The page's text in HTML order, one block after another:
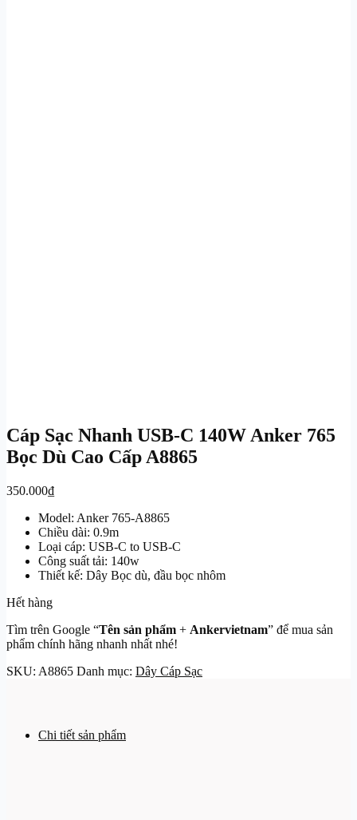
Cáp Sạc Nhanh USB-C 140W Anker 765
Bọc Dù Cao Cấp A8865
350.000₫
Model: Anker 765-A8865
Chiều dài: 0.9m
Loại cáp: USB-C to USB-C
Công suất tải: 140w
Thiết kế: Dây Bọc dù, đầu bọc nhôm
Hết hàng
Tìm trên Google “Tên sản phẩm + Ankervietnam” để mua sản
phẩm chính hãng nhanh nhất nhé!
SKU: A8865 Danh mục: Dây Cáp Sạc
Chi tiết sản phẩm